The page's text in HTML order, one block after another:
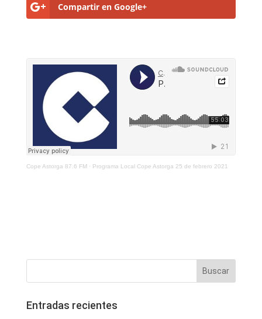
Compartir en Google+
Cope Astorga 87.6 FM· Programa Local Cope Astorga 25 de febrero 2021
Entradas recientes